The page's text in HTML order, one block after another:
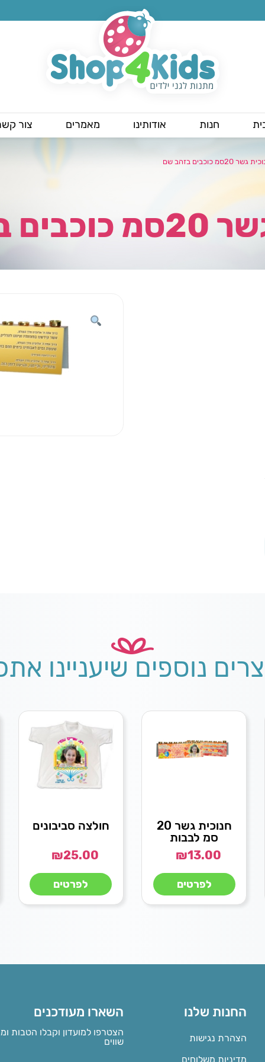
חנות אודותינו מאמרים צור
גשר 20סמ כוכבים בזהב שם
בזהב שם
נוספים שיעניינו
חנוכית גשר 20
סמ לבבות
₪13.00
לפרטים
חולצה סביבונים
₪25.00
לפרטים
החנות שלנו
הצהרת נגישות
מדיניות משלוחים
השארו מעודכנים
הצטרפו למועדון וקבלו הטבות
שווים